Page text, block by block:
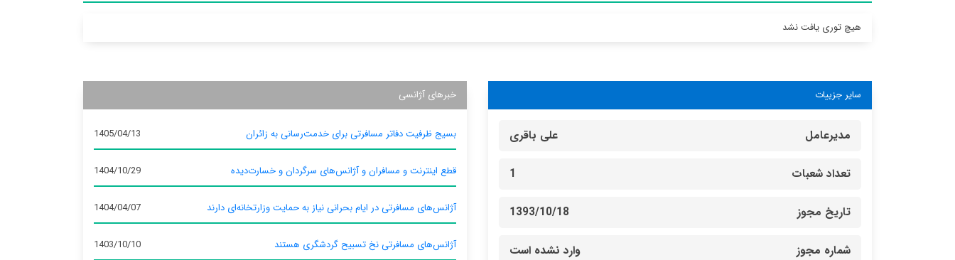
هیچ توری یافت نشد
سایر جزییات
مدیرعامل علی باقری
تعداد شعبات 1
تاریخ مجوز 1393/10/18
شماره مجوز وارد نشده است
خبرهای آژانسی
بسیج ظرفیت دفاتر مسافرتی برای خدمت‌رسانی به زائران 1405/04/13
قطع اینترنت و مسافران و آژانس‌های سرگردان و خسارت‌دیده 1404/10/29
آژانس‌های مسافرتی در ایام بحرانی نیاز به حمایت وزارتخانه‌ای دارند 1404/04/07
آژانس‌های مسافرتی نخ تسبیح گردشگری هستند 1403/10/10